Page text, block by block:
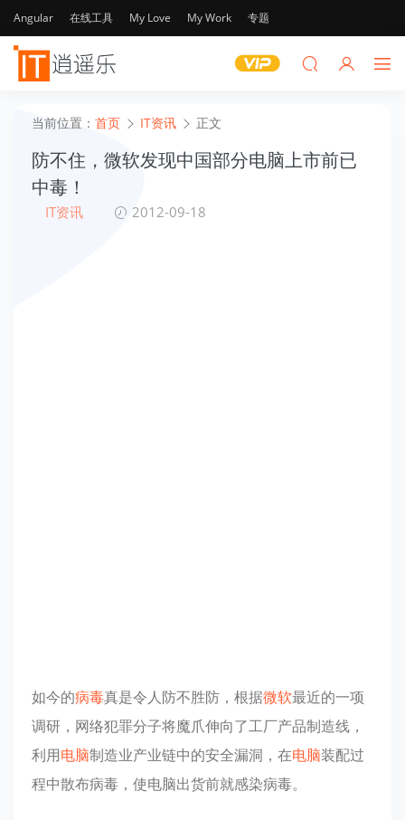
Angular 在线工具 My Love My Work 专题
当前位置： 首页 IT资讯 正文
防不住，微软发现中国部分电脑上市前已
中毒！
IT资讯 2012-09-18
如今的病毒真是令人防不胜防，根据微软最近的一项
调研，网络犯罪分子将魔爪伸向了工厂产品制造线，
利用电脑制造业产业链中的安全漏洞，在电脑装配过
程中散布病毒，使电脑出货前就感染病毒。